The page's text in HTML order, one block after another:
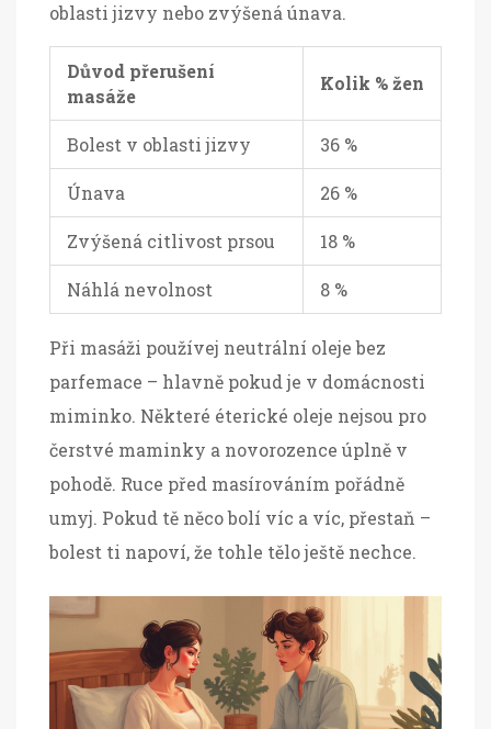
oblasti jizvy nebo zvýšená únava.
Důvod přerušení
masáže
Kolik % žen
Bolest v oblasti jizvy 36 %
Únava 26 %
Zvýšená citlivost prsou 18 %
Náhlá nevolnost 8 %
Při masáži používej neutrální oleje bez
parfemace – hlavně pokud je v domácnosti
miminko. Některé éterické oleje nejsou pro
čerstvé maminky a novorozence úplně v
pohodě. Ruce před masírováním pořádně
umyj. Pokud tě něco bolí víc a víc, přestaň –
bolest ti napoví, že tohle tělo ještě nechce.